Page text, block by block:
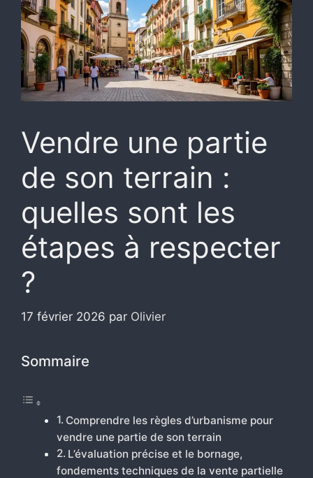
Vendre une partie
de son terrain :
quelles sont les
étapes à respecter
?
17 février 2026 par Olivier
Sommaire
Comprendre les règles d’urbanisme pour
vendre une partie de son terrain
L’évaluation précise et le bornage,
fondements techniques de la vente partielle